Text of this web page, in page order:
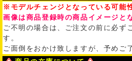
※モデルチェンジとなっている可能
画像は商品登録時の商品イメージと
ご不明の場合は、ご注文の前に必ず
す。
ご面倒をおかけ致しますが、予めご